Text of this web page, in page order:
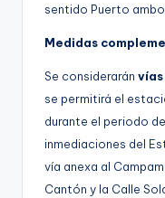
sentido Puerto
Medidas
Se considerarán
se permitirá el
durante el periodo
inmediaciones del
vía anexa al
Cantón y la Calle